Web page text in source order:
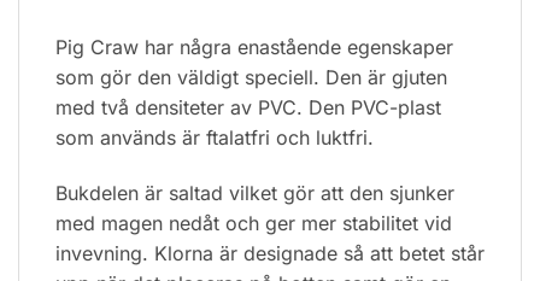
Pig Craw har några enastående egenskaper
som gör den väldigt speciell. Den är gjuten
med två densiteter av PVC. Den PVC-plast
som används är ftalatfri och luktfri.
Bukdelen är saltad vilket gör att den sjunker
med magen nedåt och ger mer stabilitet vid
invevning. Klorna är designade så att betet står